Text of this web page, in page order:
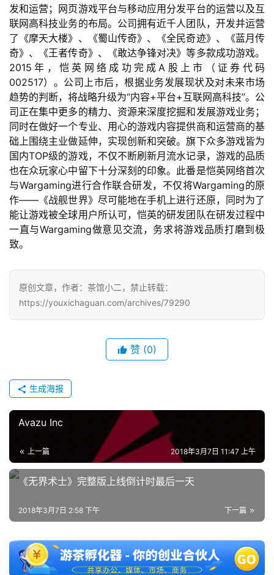
7
月
3
0
日
游
茶
对
接
会
站
中
国
)
发和运营；网页游戏平台与移动应用分发平台的运营以及互
联网高科技业务的布局。公司拥有近千人团队，开发并运营
了《摩天大楼》、《蜀山传奇》、《全民奇迹》、《蓝月传
奇》、《王者传奇》、《敢达争锋对决》等多款成功游戏。
2015年，恺英网络成功完成A股上市（证券代码
002517）。公司上市后，根据业务发展现状及对未来市场
趋势的判断，将战略升级为“内容+平台+互联网高科技”。公
司正在集中更多的精力、资源来深度挖掘和发展游戏业务；
同时在做好一个专业、用心的游戏内容提供商和运营商的基
础上围绕主业做延伸，实现创新和突破。旗下众多游戏皆为
国内TOP级的游戏，不仅不断刷新月流水记录，游戏的品质
也在众玩家心中留下十分深刻的印象。此番是恺英网络首次
与Wargaming进行合作联合研发，不仅将Wargaming的原
作——《战舰世界》尽可能地在手机上进行还原，同时为了
能让游戏被全球用户所认可，恺英的研发团队在研发过程中
一直与Wargaming做意见交流，务求将游戏品质打磨到极
致。
原创文章，作者：茶馆小二，禁止转载：
https://youxichaguan.com/archives/79290
赞 (0)
生成海报
Avazu Inc
上一篇 2018年3月7日 11:47 上午
《无界术士》完整版上线倒计时最后一天
下一篇
2018年3月7日 2:58 下午